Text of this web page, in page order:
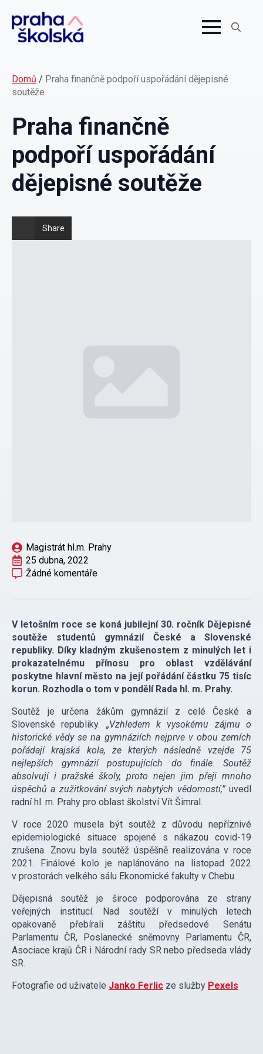
Domů / Praha finančně podpoří uspořádání dějepisné
soutěže
Praha finančně
podpoří uspořádání
dějepisné soutěže
Share
Magistrát hl.m. Prahy
25 dubna, 2022
Žádné komentáře
V letošním roce se koná jubilejní 30. ročník Dějepisné
soutěže studentů gymnázií České a Slovenské
republiky. Díky kladným zkušenostem z minulých let i
prokazatelnému přínosu pro oblast vzdělávání
poskytne hlavní město na její pořádání částku 75 tisíc
korun. Rozhodla o tom v pondělí Rada hl. m. Prahy.
Soutěž je určena žákům gymnázií z celé České a
Slovenské republiky. „Vzhledem k vysokému zájmu o
historické vědy se na gymnáziích nejprve v obou zemích
pořádají krajská kola, ze kterých následně vzejde 75
nejlepších gymnázií postupujících do finále. Soutěž
absolvují i pražské školy, proto nejen jim přeji mnoho
úspěchů a zužitkování svých nabytých vědomostí,”uvedl
radní hl. m. Prahy pro oblast školství Vít Šimral.
V roce 2020 musela být soutěž z důvodu nepříznivé
epidemiologické situace spojené s nákazou covid-19
zrušena. Znovu byla soutěž úspěšně realizována v roce
2021. Finálové kolo je naplánováno na listopad 2022
v prostorách velkého sálu Ekonomické fakulty v Chebu.
Dějepisná soutěž je široce podporována ze strany
veřejných institucí. Nad soutěží v minulých letech
opakovaně přebírali záštitu předsedové Senátu
Parlamentu ČR, Poslanecké sněmovny Parlamentu ČR,
Asociace krajů ČR i Národní rady SR nebo předseda vlády
SR.
Fotografie od uživatele Janko Ferlic ze služby Pexels